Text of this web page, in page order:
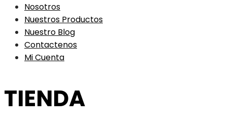
Nosotros
Nuestros Productos
Nuestro Blog
Contactenos
Mi Cuenta
TIENDA